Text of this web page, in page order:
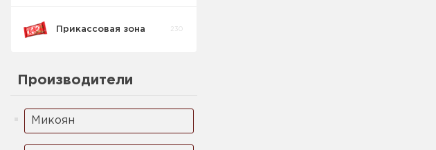
Прикассовая зона 230
Производители
Микоян